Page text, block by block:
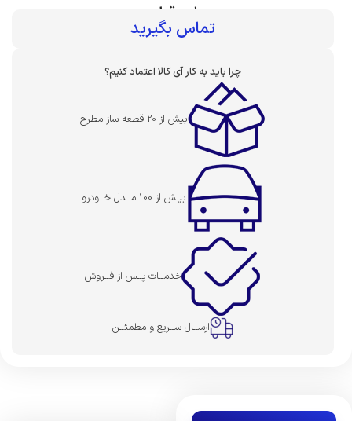
بهای قطعه :
تماس بگیرید
چرا باید به کار آی کالا اعتماد کنیم؟
بیش از 20 قطعه ساز مطرح
بیـش از 100 مــدل خــودرو
خدمــات پــس از فــروش
ارســال ســریع و مطمئــن